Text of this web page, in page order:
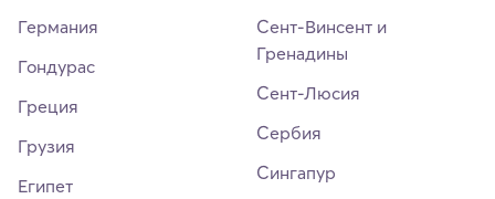
Германия
Гондурас
Греция
Грузия
Египет
Сент-Винсент и
Гренадины
Сент-Люсия
Сербия
Сингапур